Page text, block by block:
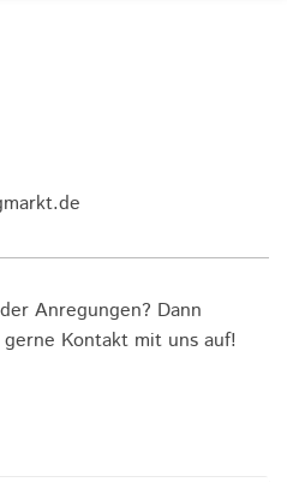
Anregungen? Dann
Kontakt mit uns auf!